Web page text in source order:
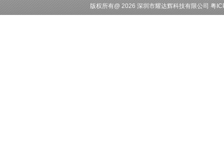
版权所有@ 2026 深圳市耀达辉科技有限公司 粤